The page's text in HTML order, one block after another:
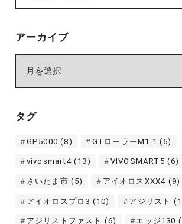
アーカイブ
ブ
タグ
GP5000 (8) GTローラーM1.1 (6)
vivosmart4(13) VIVOSMART5 (6)
さいたま市 (5) アイオロスXXX4 (9)
アイオロスプロ3 (10) アジリスト
アジリストファスト (6) エッジ130